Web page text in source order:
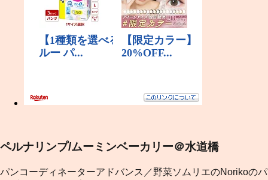
ペルナリンプ/ムーミンベーカリー＠水道橋
パンコーディネーターアドバンス／野菜ソムリエのNorikoのパ